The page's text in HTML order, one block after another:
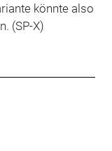
könnte also
(SP-X)